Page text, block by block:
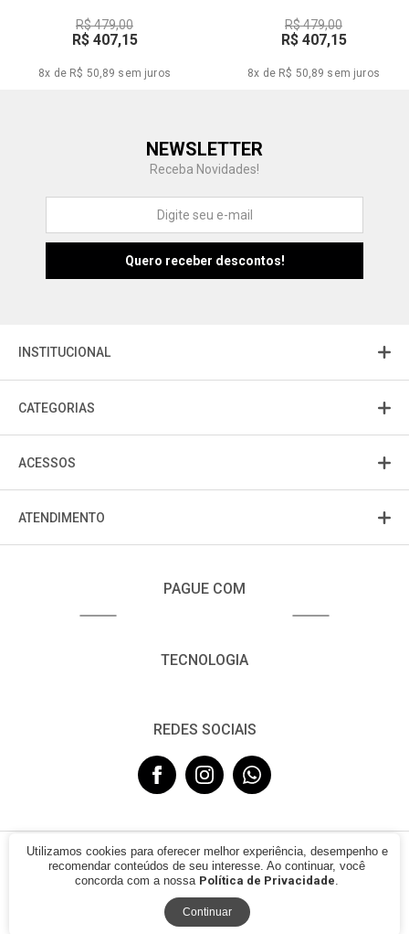
R$ 479,00
R$ 407,15
8x de R$ 50,89 sem juros
R$ 479,00
R$ 407,15
8x de R$ 50,89 sem juros
NEWSLETTER
Receba Novidades!
INSTITUCIONAL
CATEGORIAS
ACESSOS
ATENDIMENTO
PAGUE COM
TECNOLOGIA
REDES SOCIAIS
© 2021 - FUJISOM. CNPJ: 08.683.782/0001-12. Todos os direitos
reservados.
Fu Fujisom
Utilizamos cookies para oferecer melhor experiência, desempenho e
recomendar conteúdos de seu interesse. Ao continuar, você
concorda com a nossa Política de Privacidade.
Continuar